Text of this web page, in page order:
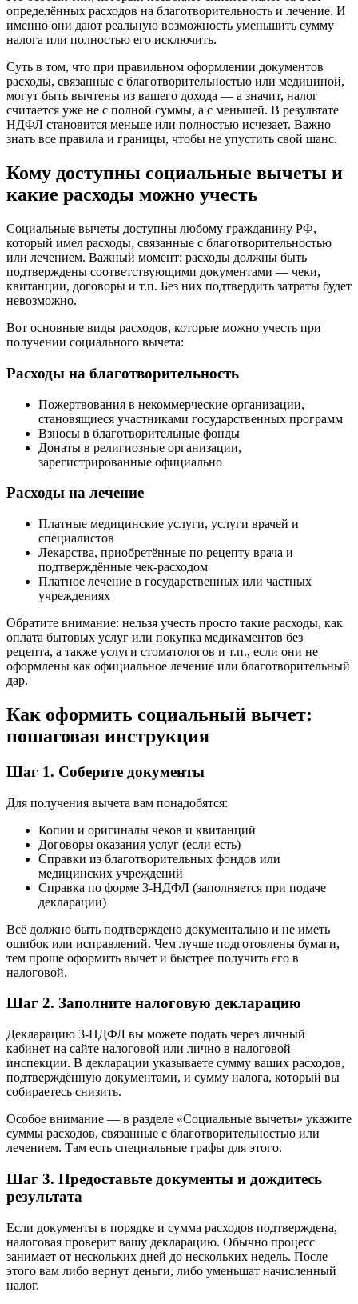
определённых расходов на благотворительность и лечение. И
именно они дают реальную возможность уменьшить сумму
налога или полностью его исключить.
Суть в том, что при правильном оформлении документов
расходы, связанные с благотворительностью или медициной,
могут быть вычтены из вашего дохода — а значит, налог
считается уже не с полной суммы, а с меньшей. В результате
НДФЛ становится меньше или полностью исчезает. Важно
знать все правила и границы, чтобы не упустить свой шанс.
Кому доступны социальные вычеты и
какие расходы можно учесть
Социальные вычеты доступны любому гражданину РФ,
который имел расходы, связанные с благотворительностью
или лечением. Важный момент: расходы должны быть
подтверждены соответствующими документами — чеки,
квитанции, договоры и т.п. Без них подтвердить затраты будет
невозможно.
Вот основные виды расходов, которые можно учесть при
получении социального вычета:
Расходы на благотворительность
Пожертвования в некоммерческие организации,
становящиеся участниками государственных программ
Взносы в благотворительные фонды
Донаты в религиозные организации,
зарегистрированные официально
Расходы на лечение
Платные медицинские услуги, услуги врачей и
специалистов
Лекарства, приобретённые по рецепту врача и
подтверждённые чек-расходом
Платное лечение в государственных или частных
учреждениях
Обратите внимание: нельзя учесть просто такие расходы, как
оплата бытовых услуг или покупка медикаментов без
рецепта, а также услуги стоматологов и т.п., если они не
оформлены как официальное лечение или благотворительный
дар.
Как оформить социальный вычет:
пошаговая инструкция
Шаг 1. Соберите документы
Для получения вычета вам понадобятся:
Копии и оригиналы чеков и квитанций
Договоры оказания услуг (если есть)
Справки из благотворительных фондов или
медицинских учреждений
Справка по форме 3-НДФЛ (заполняется при подаче
декларации)
Всё должно быть подтверждено документально и не иметь
ошибок или исправлений. Чем лучше подготовлены бумаги,
тем проще оформить вычет и быстрее получить его в
налоговой.
Шаг 2. Заполните налоговую декларацию
Декларацию 3-НДФЛ вы можете подать через личный
кабинет на сайте налоговой или лично в налоговой
инспекции. В декларации указываете сумму ваших расходов,
подтверждённую документами, и сумму налога, который вы
собираетесь снизить.
Особое внимание — в разделе «Социальные вычеты» укажите
суммы расходов, связанные с благотворительностью или
лечением. Там есть специальные графы для этого.
Шаг 3. Предоставьте документы и дождитесь
результата
Если документы в порядке и сумма расходов подтверждена,
налоговая проверит вашу декларацию. Обычно процесс
занимает от нескольких дней до нескольких недель. После
этого вам либо вернут деньги, либо уменьшат начисленный
налог.